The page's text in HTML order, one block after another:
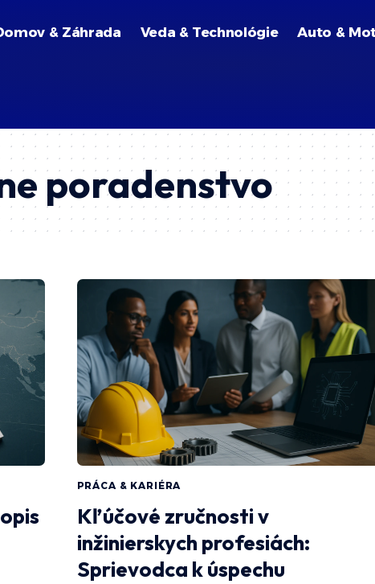
& Záhrada Veda & Technológie Auto &
poradenstvo
PRÁCA & KARIÉRA
Kľúčové zručnosti v
inžinierskych profesiách:
Sprievodca k úspechu